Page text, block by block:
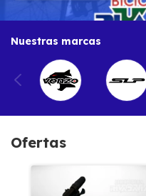
Nuestras marcas
Ofertas